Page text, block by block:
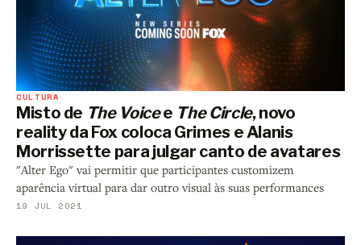
CULTURA
Misto de The Voicee The Circle, novo
reality da Fox coloca Grimes e Alanis
Morrissette para julgar canto de avatares
"Alter Ego" vai permitir que participantes customizem
aparência virtual para dar outro visual às suas performances
19 JUL 2021